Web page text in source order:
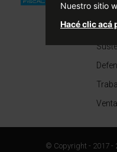
© Copyright - 2017 -
Nuestro sitio
Hacé clic acá